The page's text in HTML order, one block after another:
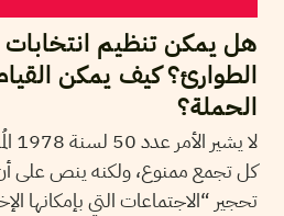
هل يمكن تنظيم
الطوارئ؟ كيف يمكن
الحملة؟
كل تجمع ممنوع، ولكنه ينص على أن
تحجير “الاجتماعات التي بإمكانها